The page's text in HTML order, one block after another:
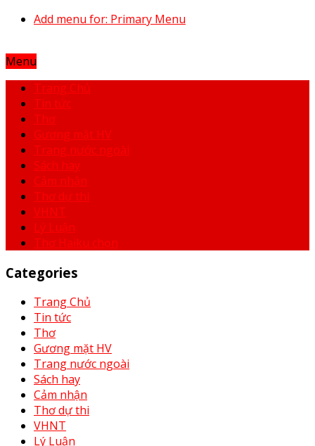
Add menu for: Primary Menu
Menu
Trang Chủ
Tin tức
Thơ
Gương mặt HV
Trang nước ngoài
Sách hay
Cảm nhận
Thơ dự thi
VHNT
Lý Luận
Thơ Haiku chọn
Categories
Trang Chủ
Tin tức
Thơ
Gương mặt HV
Trang nước ngoài
Sách hay
Cảm nhận
Thơ dự thi
VHNT
Lý Luận